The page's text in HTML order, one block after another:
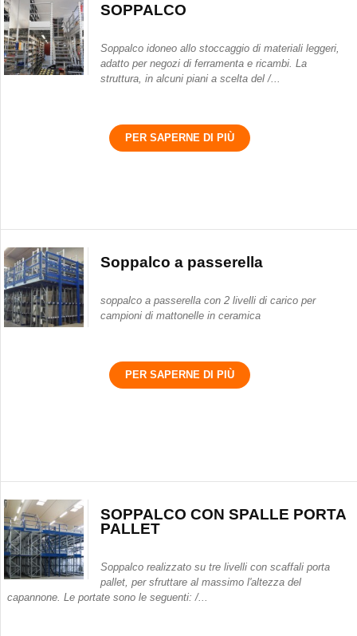
SOPPALCO
Soppalco idoneo allo stoccaggio di materiali leggeri,
adatto per negozi di ferramenta e ricambi. La
struttura, in alcuni piani a scelta del /...
PER SAPERNE DI PIÙ
Soppalco a passerella
soppalco a passerella con 2 livelli di carico per
campioni di mattonelle in ceramica
PER SAPERNE DI PIÙ
SOPPALCO CON SPALLE PORTA
PALLET
Soppalco realizzato su tre livelli con scaffali porta
pallet, per sfruttare al massimo l'altezza del
capannone. Le portate sono le seguenti: /...